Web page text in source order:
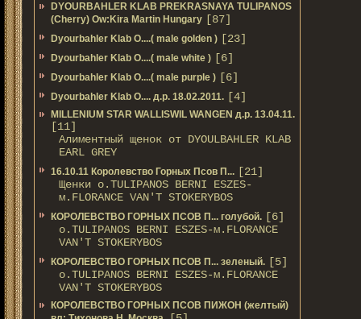
DYOURBAHLER KLAB PREKRASNAYA TULIPANOS
(Cherry) Ow:Kira Martin Hungary [87]
Dyourbahler Klab O....( male golden ) [23]
Dyourbahler Klab O....( male white ) [6]
Dyourbahler Klab O....( male purple ) [6]
Dyourbahler Klab O.... д.р. 18.02.2011. [4]
MILLENIUM STAR WALLISWIL WANGEN д.р. 13.04.11.
[11]
Алиментный щенок от DYOULBAHLER KLAB
EARL GREY
16.10.11 Королевство Горных Псов П... [21]
Щенки о.TULIPANOS BERNI ESZES-
м.FLORANCE VAN'T STOKERYBOS
КОРОЛЕВСТВО ГОРНЫХ ПСОВ П... голубой. [6]
о.TULIPANOS BERNI ESZES-м.FLORANCE
VAN'T STOKERYBOS
КОРОЛЕВСТВО ГОРНЫХ ПСОВ П... зеленый. [5]
о.TULIPANOS BERNI ESZES-м.FLORANCE
VAN'T STOKERYBOS
КОРОЛЕВСТВО ГОРНЫХ ПСОВ ПИЖОН (желтый)